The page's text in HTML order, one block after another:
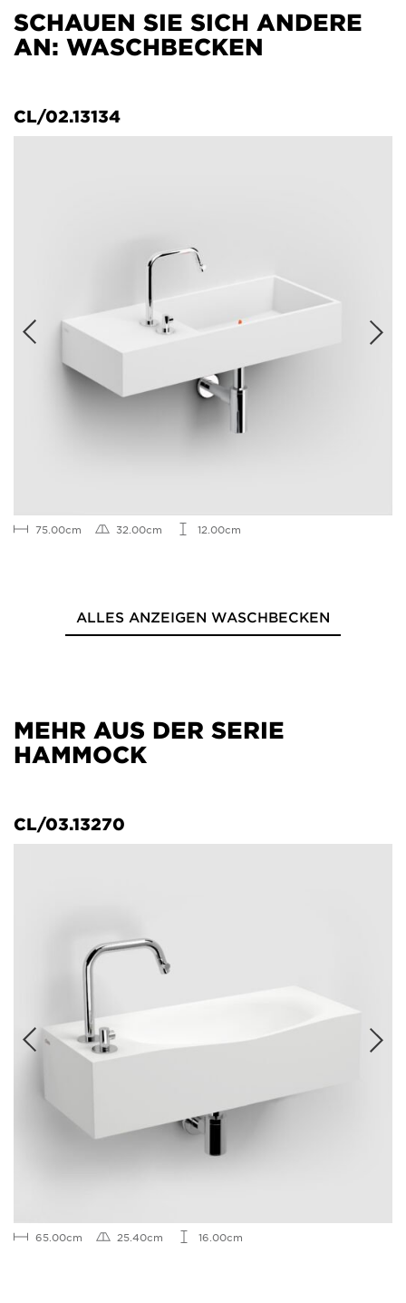
SCHAUEN SIE SICH ANDERE
AN: WASCHBECKEN
CL/02.13134
75.00cm 32.00cm 12.00cm
ALLES ANZEIGEN WASCHBECKEN
MEHR AUS DER SERIE
HAMMOCK
CL/03.13270
65.00cm 25.40cm 16.00cm